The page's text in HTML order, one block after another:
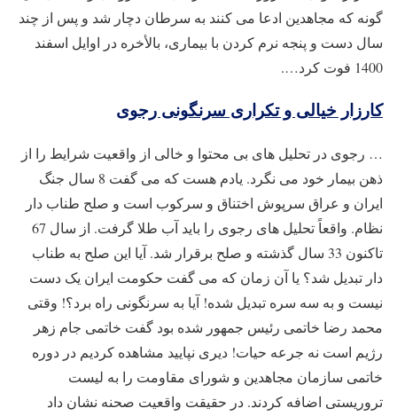
گونه که مجاهدین ادعا می کنند به سرطان دچار شد و پس از چند
سال دست و پنجه نرم کردن با بیماری، بالأخره در اوایل اسفند
1400 فوت کرد….
کارزار خیالی و تکراری سرنگونی رجوی
… رجوی در تحلیل های بی محتوا و خالی از واقعیت شرایط را از
ذهن بیمار خود می نگرد. یادم هست که می گفت 8 سال جنگ
ایران و عراق سرپوش اختناق و سرکوب است و صلح طناب دار
نظام. واقعاً تحلیل های رجوی را باید آب طلا گرفت. از سال 67
تاکنون 33 سال گذشته و صلح برقرار شد. آیا این صلح به طناب
دار تبدیل شد؟ یا آن زمان که می گفت حکومت ایران یک دست
نیست و به سه سره تبدیل شده! آیا به سرنگونی راه برد؟! وقتی
محمد رضا خاتمی رئیس جمهور شده بود گفت خاتمی جام زهر
رژیم است نه جرعه حیات! دیری نپایید مشاهده کردیم در دوره
خاتمی سازمان مجاهدین و شورای مقاومت را به لیست
تروریستی اضافه کردند. در حقیقت واقعیت صحنه نشان داد